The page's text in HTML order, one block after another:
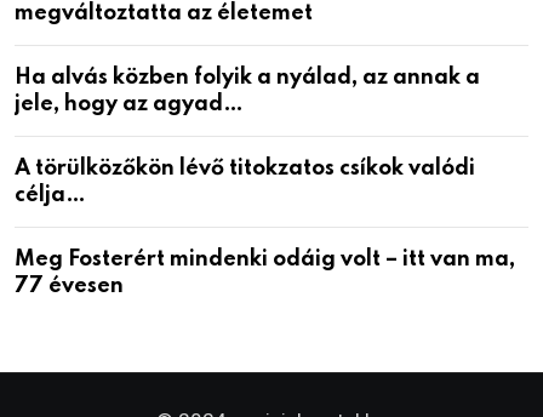
megváltoztatta az életemet
Ha alvás közben folyik a nyálad, az annak a
jele, hogy az agyad…
A törülközőkön lévő titokzatos csíkok valódi
célja…
Meg Fosterért mindenki odáig volt – itt van ma,
77 évesen